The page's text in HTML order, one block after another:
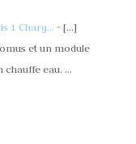
1 Charg... - […]
et un module
chauffe eau. …